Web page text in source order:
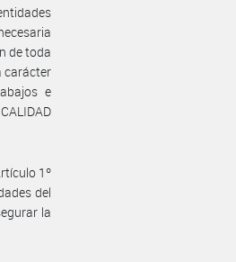
de toda
carácter
e
1º
del
la